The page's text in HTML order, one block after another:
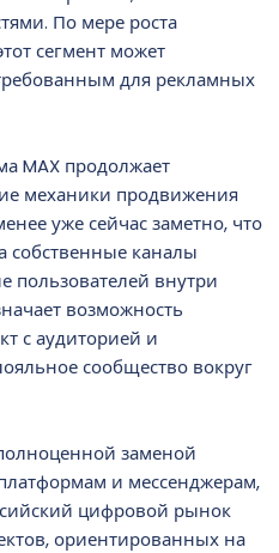
По мере роста
сегмент может
для рекламных
MAX продолжает
механики продвижения
уже сейчас заметно, что
собственные каналы
пользователей внутри
возможность
с аудиторией и
сообщество вокруг
заменой
и мессенджерам,
цифровой рынок
ориентированных на